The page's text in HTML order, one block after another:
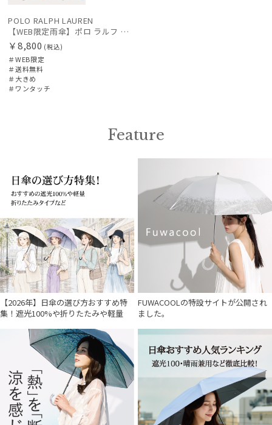
販売状況
入荷状況
POLO RALPH LAUREN
【WEB限定雨傘】ポロ ラルフ ローレン（POLO RALPH LAUREN）FLAG ベア
￥8,800 (税込)
＃WEB限定
＃送料無料
＃大きめ
＃ワンタッチ
Feature
【2026年】日傘の選び方おすすめ特
集！遮光100%や折りたたみや軽量
FUWACOOLの特設サイトが公開され
ました。